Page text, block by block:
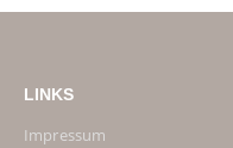
LINKS
Impressum